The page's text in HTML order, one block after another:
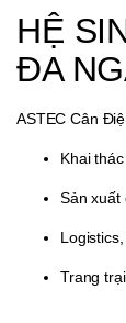
HỆ
ĐA
ASTEC Cân
Khai
Sản xuất
Trang